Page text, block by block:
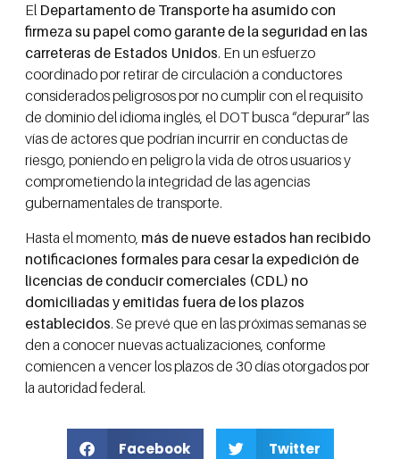
El Departamento de Transporte ha asumido con
firmeza su papel como garante de la seguridad en las
carreteras de Estados Unidos. En un esfuerzo
coordinado por retirar de circulación a conductores
considerados peligrosos por no cumplir con el requisito
de dominio del idioma inglés, el DOT busca “depurar” las
vías de actores que podrían incurrir en conductas de
riesgo, poniendo en peligro la vida de otros usuarios y
comprometiendo la integridad de las agencias
gubernamentales de transporte.
Hasta el momento, más de nueve estados han recibido
notificaciones formales para cesar la expedición de
licencias de conducir comerciales (CDL) no
domiciliadas y emitidas fuera de los plazos
establecidos. Se prevé que en las próximas semanas se
den a conocer nuevas actualizaciones, conforme
comiencen a vencer los plazos de 30 días otorgados por
la autoridad federal.
Facebook Twitter